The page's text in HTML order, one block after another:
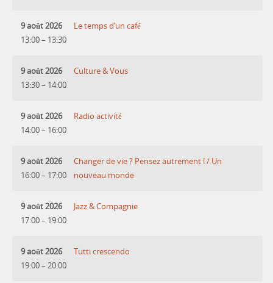
9 août 2026
13:00– 13:30
Le temps d’un café
9 août 2026
13:30– 14:00
Culture & Vous
9 août 2026
14:00– 16:00
Radio activité
9 août 2026
16:00– 17:00
Changer de vie ? Pensez autrement ! / Un
nouveau monde
9 août 2026
17:00– 19:00
Jazz & Compagnie
9 août 2026
19:00– 20:00
Tutti crescendo